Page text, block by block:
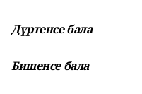
Дүртенсе бала
Бишенсе бала